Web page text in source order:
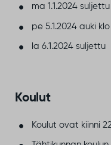
ma 1.1.2024 suljettu
pe 5.1.2024 auki klo
la 6.1.2024 suljettu
Koulut
Koulut ovat kiinni